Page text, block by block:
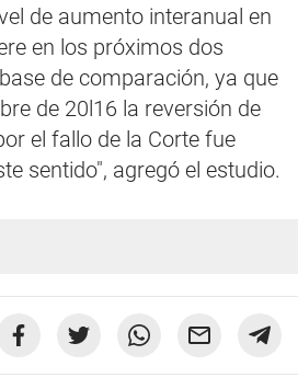
de aumento interanual en
en los próximos dos
de comparación, ya que
de 20l16 la reversión de
el fallo de la Corte fue
sentido", agregó el estudio.